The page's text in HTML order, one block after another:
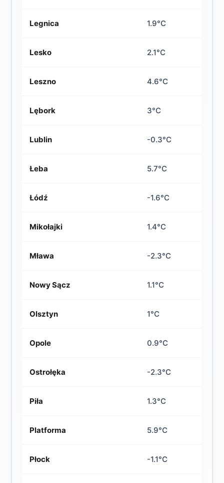
Legnica 1.9°C
Lesko 2.1°C
Leszno 4.6°C
Lębork 3°C
Lublin -0.3°C
Łeba 5.7°C
Łódź -1.6°C
Mikołajki 1.4°C
Mława -2.3°C
Nowy Sącz 1.1°C
Olsztyn 1°C
Opole 0.9°C
Ostrołęka -2.3°C
Piła 1.3°C
Platforma 5.9°C
Płock -1.1°C